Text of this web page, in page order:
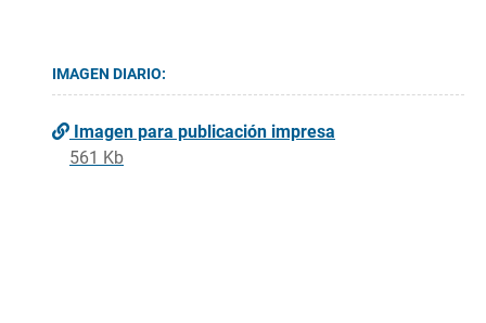
IMAGEN DIARIO:
Imagen para publicación impresa
561 Kb